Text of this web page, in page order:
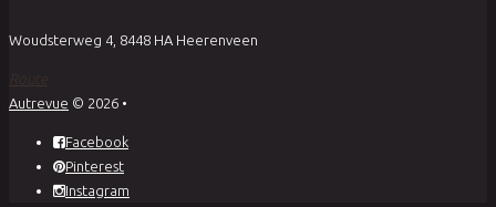
Woudsterweg 4, 8448 HA Heerenveen
Autrevue © 2026 •
Facebook
Pinterest
Instagram